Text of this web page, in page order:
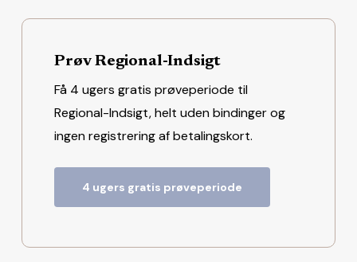
Prøv Regional-Indsigt
Få 4 ugers gratis prøveperiode til
Regional-Indsigt, helt uden bindinger og
ingen registrering af betalingskort.
4 ugers gratis prøveperiode